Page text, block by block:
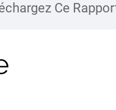
Ce